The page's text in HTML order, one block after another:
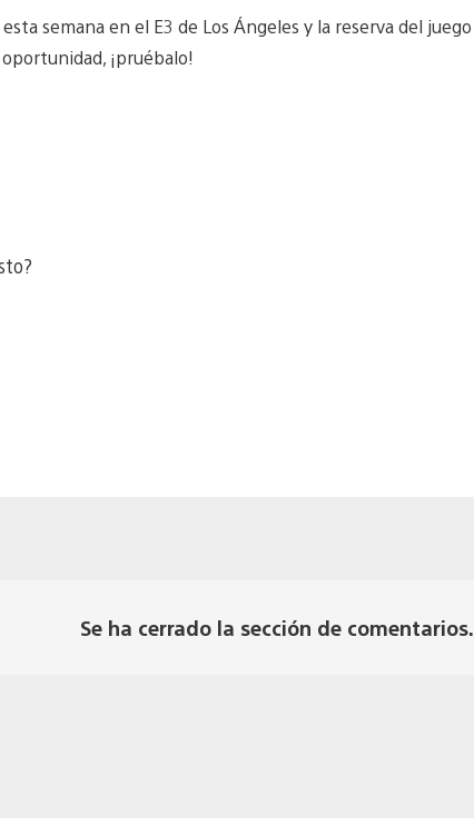
semana en el E3 de Los Ángeles y la reserva del juego
¡pruébalo!
Se ha cerrado la sección de comentarios.